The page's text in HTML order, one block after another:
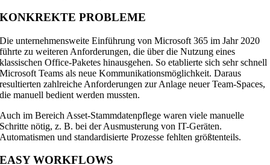
KONKREKTE PROBLEME
Die unternehmensweite Einführung von Microsoft 365 im Jahr 2020
führte zu weiteren Anforderungen, die über die Nutzung eines
klassischen Office-Paketes hinausgehen. So etablierte sich sehr schnell
Microsoft Teams als neue Kommunikationsmöglichkeit. Daraus
resultierten zahlreiche Anforderungen zur Anlage neuer Team-Spaces,
die manuell bedient werden mussten.
Auch im Bereich Asset-Stammdatenpflege waren viele manuelle
Schritte nötig, z. B. bei der Ausmusterung von IT-Geräten.
Automatismen und standardisierte Prozesse fehlten größtenteils.
EASY WORKFLOWS